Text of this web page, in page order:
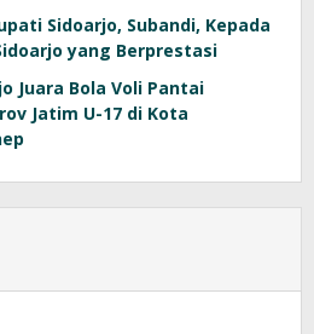
Sidoarjo, Subandi, Kepada
yang Berprestasi
Juara Bola Voli Pantai
Jatim U-17 di Kota